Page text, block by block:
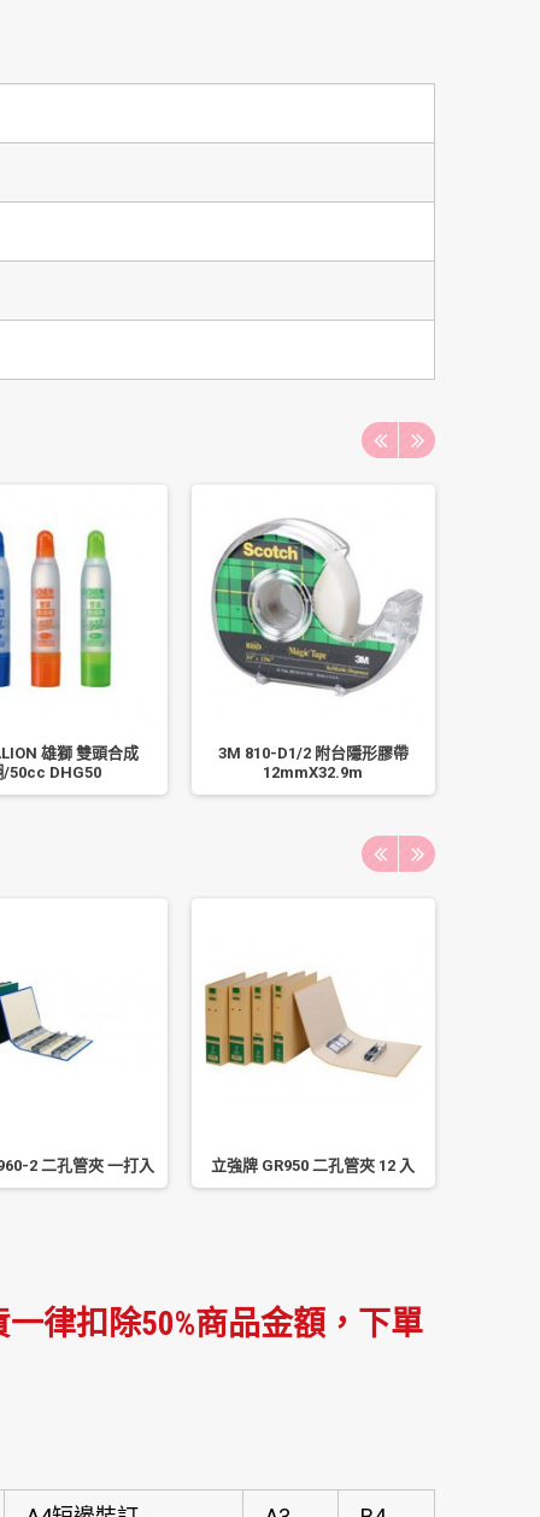
雄獅 雙頭合成
/50cc DHG50
3M 810-D1/2 附台隱形膠帶
12mmX32.9m
2 二孔管夾 一打入 立強牌 GR950 二孔管夾 12 入
律扣除50%商品金額，下單